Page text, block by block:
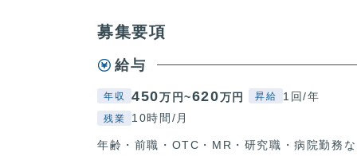
募集要項
給与
年収 450万円~620万円 昇給 1回/年
残業 10時間/月
年齢・前職・OTC・MR・研究職・病院勤務